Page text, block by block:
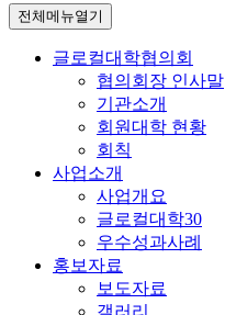
전체메뉴열기
글로컬대학협의회
협의회장 인사말
기관소개
회원대학 현황
회칙
사업소개
사업개요
글로컬대학30
우수성과사례
홍보자료
보도자료
갤러리